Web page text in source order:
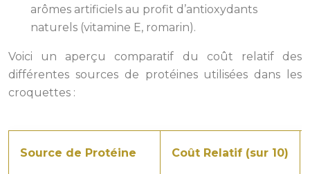
arômes artificiels au profit d’antioxydants
naturels (vitamine E, romarin).
Voici un aperçu comparatif du coût relatif des
différentes sources de protéines utilisées dans les
croquettes :
Source de Protéine Coût Relatif (sur 10)